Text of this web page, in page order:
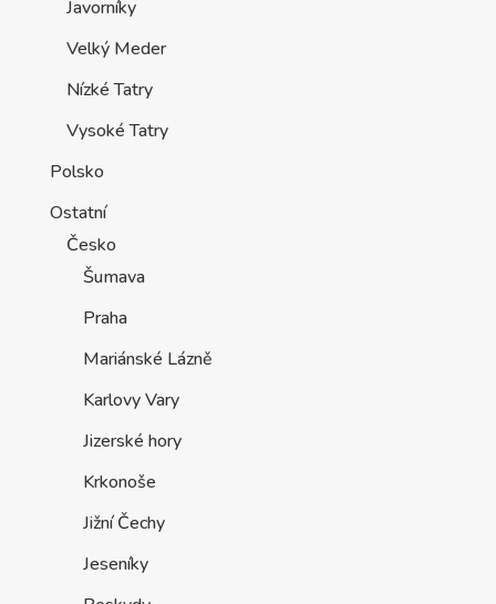
Javorníky
Velký Meder
Nízké Tatry
Vysoké Tatry
Polsko
Ostatní
Česko
Šumava
Praha
Mariánské Lázně
Karlovy Vary
Jizerské hory
Krkonoše
Jižní Čechy
Jeseníky